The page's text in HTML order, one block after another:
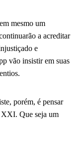
mesmo um
a acreditar
e
vão insistir em suas
porém, é pensar
XXI. Que seja um